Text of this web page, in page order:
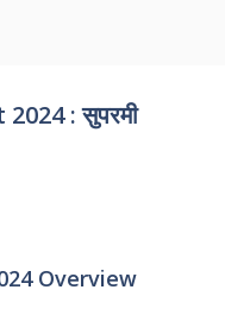
: सुपरमी
Overview